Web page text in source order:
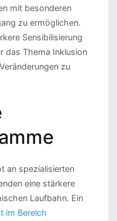
mit besonderen
zu ermöglichen.
Sensibilisierung
das Thema Inklusion
zu
an spezialisierten
eine stärkere
Laufbahn. Ein
im Bereich